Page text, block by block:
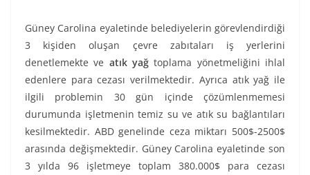
Güney Carolina eyaletinde belediyelerin görevlendirdiği
3 kişiden oluşan çevre zabıtaları iş yerlerini
denetlemekte ve atık yağ toplama yönetmeliğini ihlal
edenlere para cezası verilmektedir. Ayrıca atık yağ ile
ilgili problemin 30 gün içinde çözümlenmemesi
durumunda işletmenin temiz su ve atık su bağlantıları
kesilmektedir. ABD genelinde ceza miktarı 500$-2500$
arasında değişmektedir. Güney Carolina eyaletinde son
3 yılda 96 işletmeye toplam 380.000$ para cezası